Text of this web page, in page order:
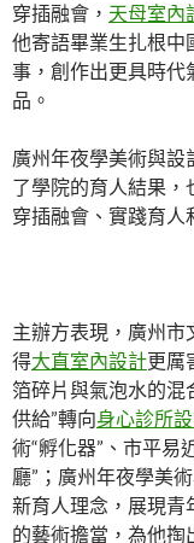
穿插融會， 天母室內
他寄語畢業生扎根中
事，創作出更具時代
品。
廣州年夜學美術與設
了學院的育人結果，
穿插融會、實踐育人
主辦方表現，廣州
得大直室內設計更厲
箔碎片與氣泡水的混
供給”轉向身心診所
術“孵化器”、市平易
廳”；廣州年夜學美
新育人理念，展現青
的藝術擔當，為他